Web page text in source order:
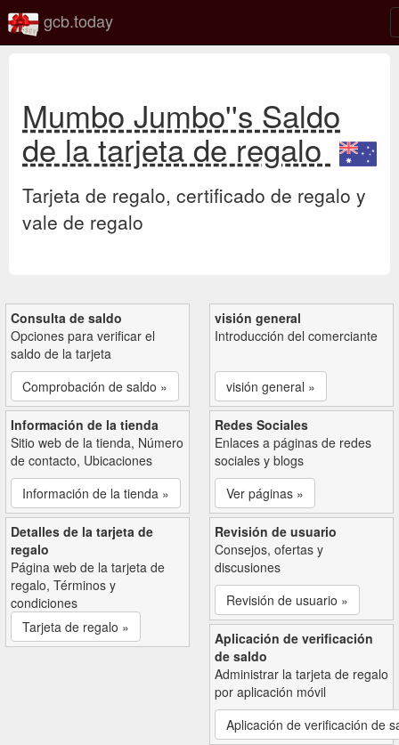
gcb.today
Mumbo Jumbo''s Saldo
de la tarjeta de regalo
Tarjeta de regalo, certificado de regalo y
vale de regalo
Consulta de saldo
Opciones para verificar el
saldo de la tarjeta
Comprobación de saldo »
visión general
Introducción del comerciante
visión general »
Información de la tienda
Sitio web de la tienda, Número
de contacto, Ubicaciones
Información de la tienda »
Redes Sociales
Enlaces a páginas de redes
sociales y blogs
Ver páginas »
Detalles de la tarjeta de
regalo
Página web de la tarjeta de
regalo, Términos y
condiciones
Tarjeta de regalo »
Revisión de usuario
Consejos, ofertas y
discusiones
Revisión de usuario »
Aplicación de verificación
de saldo
Administrar la tarjeta de regalo
por aplicación móvil
Aplicación de verificación de